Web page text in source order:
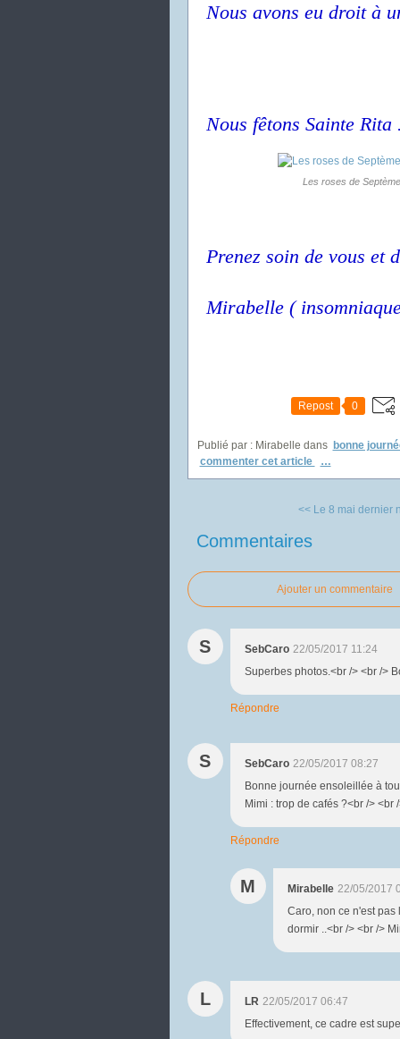
Nous avons eu droit à
Nous fêtons Sainte Rita .
Les roses de
Prenez soin de vous et
Mirabelle (
Repost 0
Publié par : Mirabelle dans bonne
commenter cet article
…
<< Le 8 mai dernier
Commentaires
Ajouter un commentaire
S SebCaro 22/05/2017 11:24
Superbes photos.<br /> <br />
Répondre
S SebCaro 22/05/2017 08:27
Bonne journée ensoleillée à
Mimi : trop de cafés ?<br /> <br /
Répondre
M Mirabelle 22/05/2017
Caro, non ce n'est pas
dormir ..<br /> <br />
L LR 22/05/2017 06:47
Effectivement, ce cadre est